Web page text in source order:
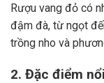
Rượu vang đỏ có
đậm đà, từ ngọt
trồng nho và
2. Đặc điểm